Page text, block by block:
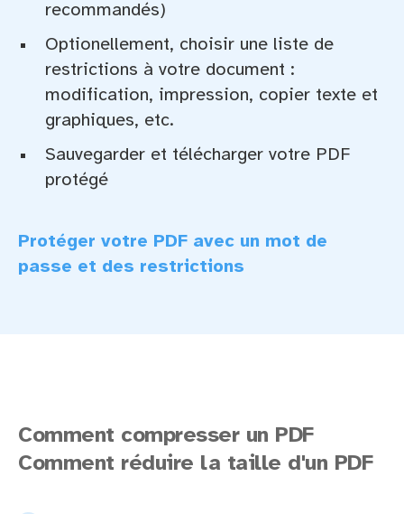
recommandés)
Optionellement, choisir une liste de
restrictions à votre document :
modification, impression, copier texte et
graphiques, etc.
Sauvegarder et télécharger votre PDF
protégé
Protéger votre PDF avec un mot de
passe et des restrictions
Comment compresser un PDF
Comment réduire la taille d'un PDF